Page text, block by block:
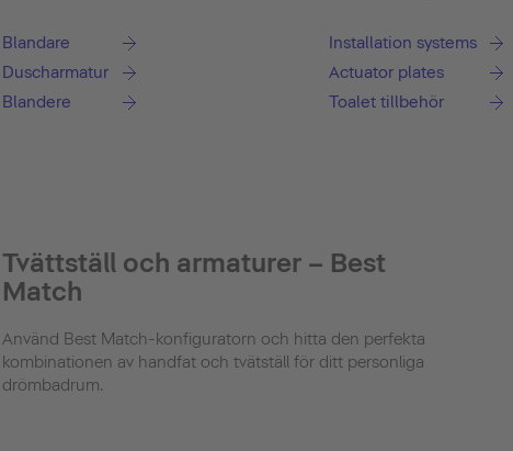
Blandare
Duscharmatur
Blandere
Installation systems
Actuator plates
Toalet tillbehör
Tvättställ och armaturer – Best
Match
Använd Best Match-konfiguratorn och hitta den perfekta
kombinationen av handfat och tvätställ för ditt personliga
drömbadrum.